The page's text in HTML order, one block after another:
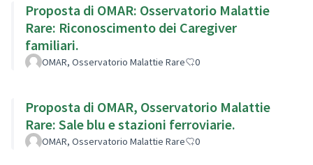
Proposta di OMAR: Osservatorio Malattie
Rare: Riconoscimento dei Caregiver
familiari.
OMAR, Osservatorio Malattie Rare 0
Proposta di OMAR, Osservatorio Malattie
Rare: Sale blu e stazioni ferroviarie.
OMAR, Osservatorio Malattie Rare 0